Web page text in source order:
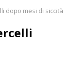
messa e
si estende il
e chiusi tutti i
dopo mesi di siccità